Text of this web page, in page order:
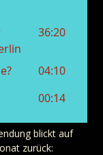
blickt auf
zurück: